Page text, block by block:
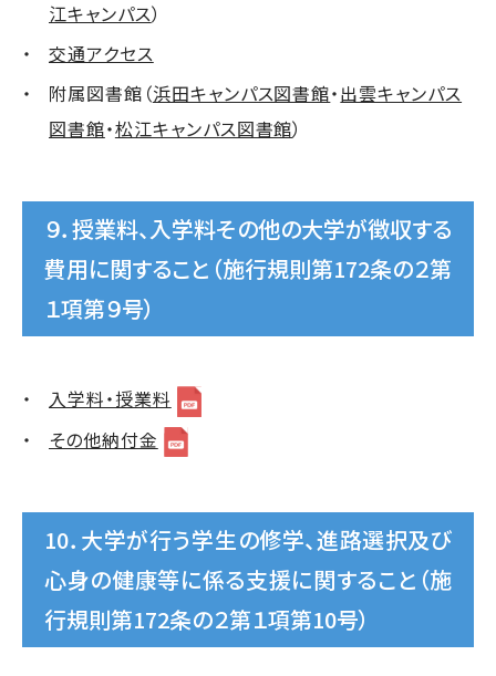
江キャンパス）
交通アクセス
附属図書館（浜田キャンパス図書館・出雲キャンパス
図書館・松江キャンパス図書館）
９．授業料、入学料その他の大学が徴収する
費用に関すること（施行規則第172条の２第
１項第９号）
入学料・授業料
その他納付金
10．大学が行う学生の修学、進路選択及び
心身の健康等に係る支援に関すること（施
行規則第172条の２第１項第10号）